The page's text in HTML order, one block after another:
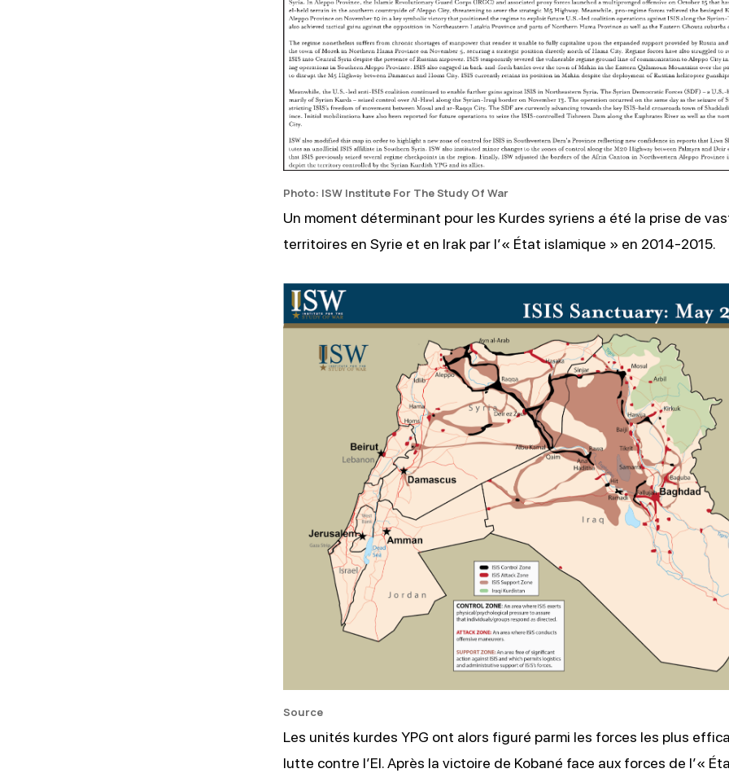
Photo: ISW Institute For The Study Of War
Un moment déterminant pour les Kurdes syriens a été la prise de
territoires en Syrie et en Irak par l’« État islamique » en 2014-2015.
Source
Les unités kurdes YPG ont alors figuré parmi les forces les plus
lutte contre l’EI. Après la victoire de Kobané face aux forces de l’«